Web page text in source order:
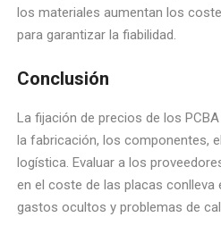
los materiales aumentan los
para garantizar la fiabilidad.
Conclusión
La fijación de precios de los
la fabricación, los componentes,
logística. Evaluar a los
en el coste de las placas conlleva
gastos ocultos y problemas de